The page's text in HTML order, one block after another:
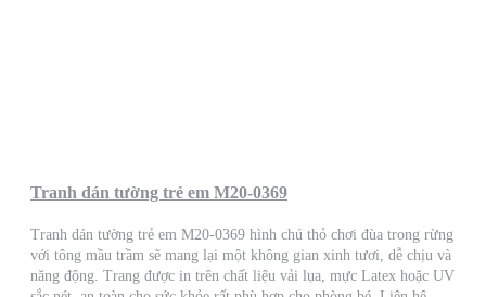
Tranh dán tường trẻ em M20-0369
Tranh dán tường trẻ em M20-0369 hình chú thỏ chơi đùa trong rừng
với tông mầu trầm sẽ mang lại một không gian xinh tươi, dễ chịu và
năng động. Trang được in trên chất liệu vải lụa, mực Latex hoặc UV